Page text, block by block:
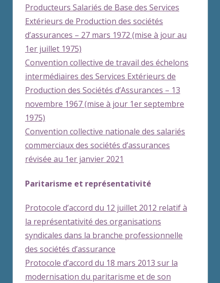
Producteurs Salariés de Base des Services
Extérieurs de Production des sociétés
d’assurances – 27 mars 1972 (mise à jour au
1er juillet 1975)
Convention collective de travail des échelons
intermédiaires des Services Extérieurs de
Production des Sociétés d’Assurances – 13
novembre 1967 (mise à jour 1er septembre
1975)
Convention collective nationale des salariés
commerciaux des sociétés d’assurances
révisée au 1er janvier 2021
Paritarisme et représentativité
Protocole d’accord du 12 juillet 2012 relatif à
la représentativité des organisations
syndicales dans la branche professionnelle
des sociétés d’assurance
Protocole d’accord du 18 mars 2013 sur la
modernisation du paritarisme et de son